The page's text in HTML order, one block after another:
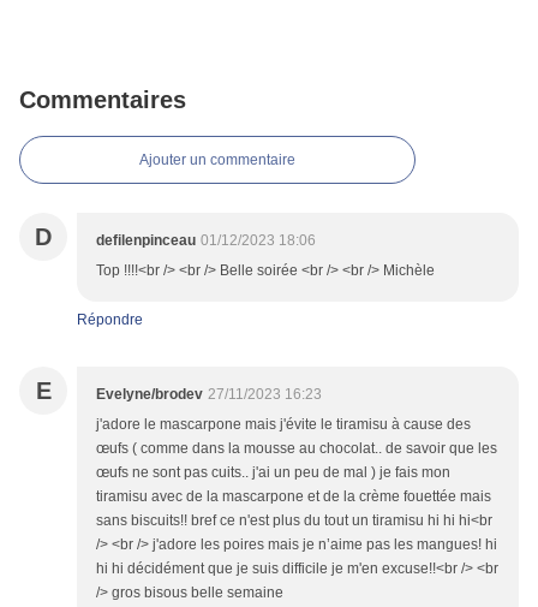
Commentaires
Ajouter un commentaire
D defilenpinceau 01/12/2023 18:06
Top !!!!<br /> <br /> Belle soirée <br /> <br /> Michèle
Répondre
E Evelyne/brodev 27/11/2023 16:23
j'adore le mascarpone mais j'évite le tiramisu à cause des
œufs ( comme dans la mousse au chocolat.. de savoir que les
œufs ne sont pas cuits.. j'ai un peu de mal ) je fais mon
tiramisu avec de la mascarpone et de la crème fouettée mais
sans biscuits!! bref ce n'est plus du tout un tiramisu hi hi hi<br
/> <br /> j'adore les poires mais je n’aime pas les mangues! hi
hi hi décidément que je suis difficile je m'en excuse!!<br /> <br
/> gros bisous belle semaine